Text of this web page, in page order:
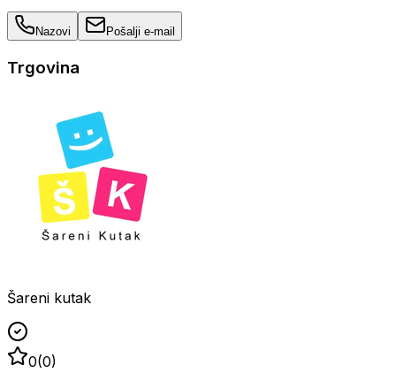
Nazovi Pošalji e-mail
Trgovina
Šareni kutak
0(0)